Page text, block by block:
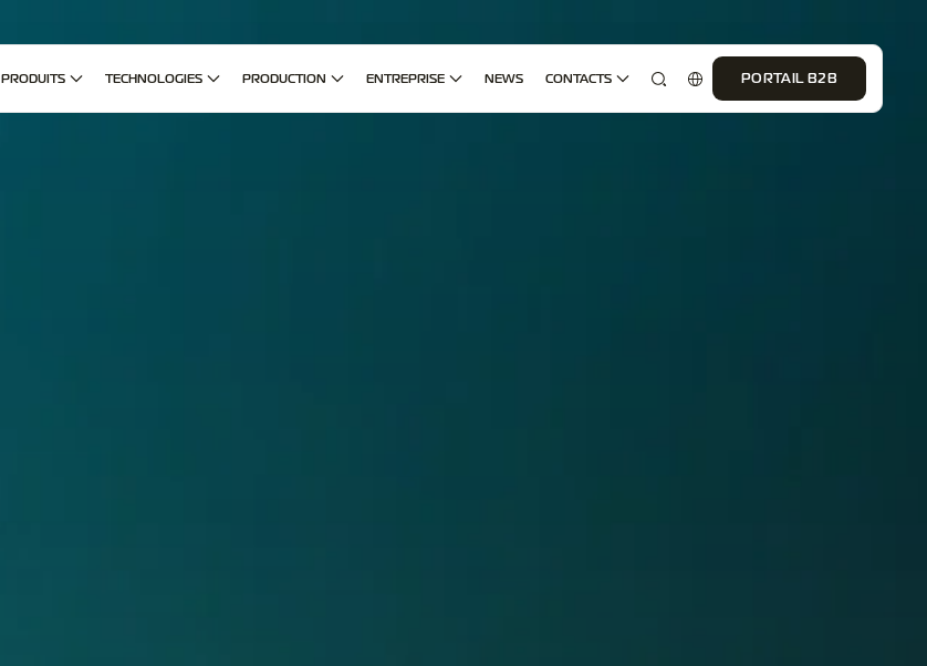
PRODUITS TECHNOLOGIES PRODUCTION ENTREPRISE NEWS CONTACTS PORTAIL B2B